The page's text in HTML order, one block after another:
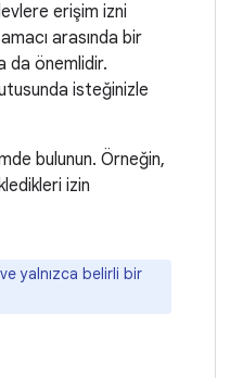
erişim izni
arasında bir
da önemlidir.
isteğinizle
bulunun. Örneğin,
izin
yalnızca belirli bir